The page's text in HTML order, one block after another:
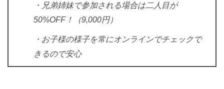
・兄弟姉妹で参加される場合は二人目が
50%OFF！（9,000円）
・お子様の様子を常にオンラインでチェックで
きるので安心